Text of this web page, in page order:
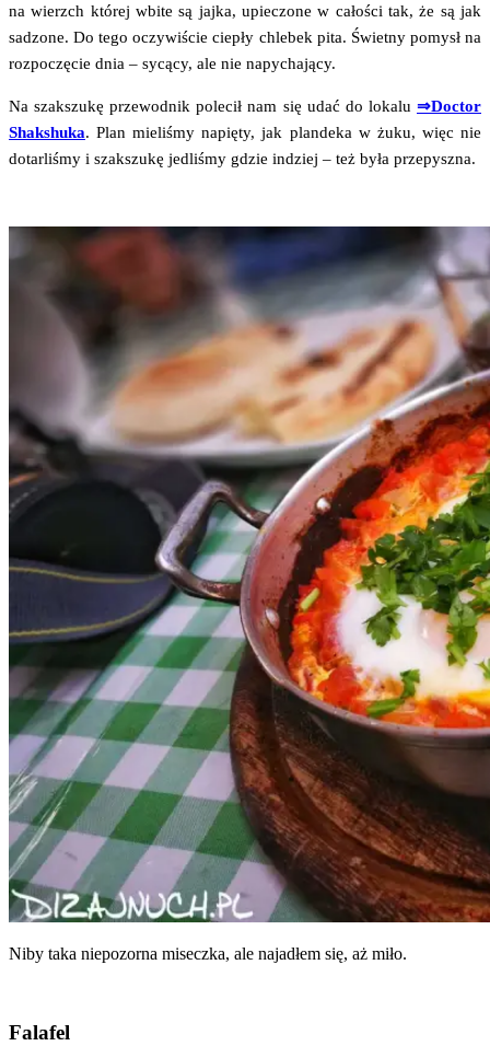
na wierzch któ­rej wbi­te są jaj­ka, upie­czo­ne w cało­ści tak, że są jak
sadzo­ne. Do tego oczy­wi­ście cie­pły chle­bek pita. Świet­ny pomysł na
roz­po­czę­cie dnia – sycą­cy, ale nie napychający.
Na szak­szu­kę prze­wod­nik pole­cił nam się udać do loka­lu ⇒Doctor
Shak­shu­ka. Plan mie­li­śmy napię­ty, jak plan­de­ka w żuku, więc nie
dotar­li­śmy i szak­szu­kę jedli­śmy gdzie indziej – też była przepyszna.
Niby taka nie­po­zor­na misecz­ka, ale naja­dłem się, aż miło.
Falafel